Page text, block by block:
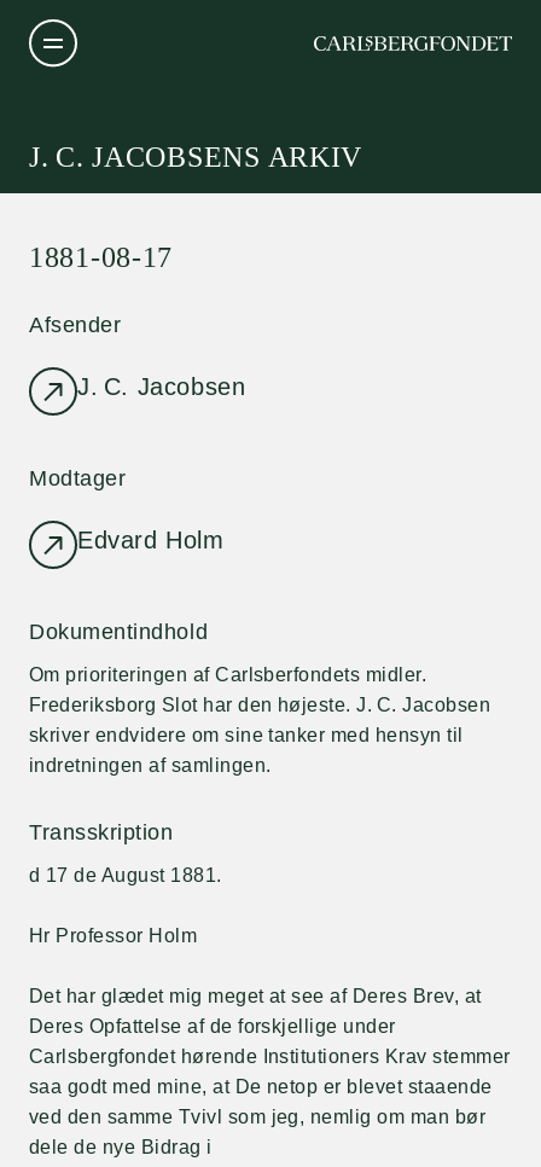
J. C. JACOBSENS ARKIV
1881-08-17
Afsender
J. C. Jacobsen
Modtager
Edvard Holm
Dokumentindhold
Om prioriteringen af Carlsberfondets midler.
Frederiksborg Slot har den højeste. J. C. Jacobsen
skriver endvidere om sine tanker med hensyn til
indretningen af samlingen.
Transskription
d 17 de August 1881.
Hr Professor Holm
Det har glædet mig meget at see af Deres Brev, at
Deres Opfattelse af de forskjellige under
Carlsbergfondet hørende Institutioners Krav stemmer
saa godt med mine, at De netop er blevet staaende
ved den samme Tvivl som jeg, nemlig om man bør
dele de nye Bidrag i